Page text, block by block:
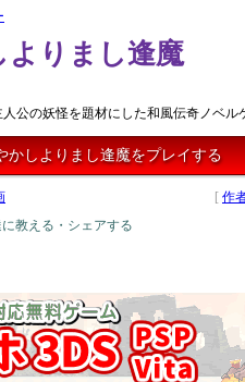
よりまし逢魔
公の妖怪を題材にした和風伝奇ノベル
しよりまし逢魔をプレイする
[ 作
教える・シェアする